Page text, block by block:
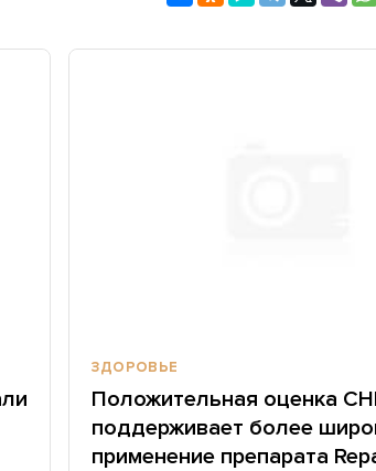
ЗДОРОВЬЕ
Положительная оценка
поддерживает более
применение препарата